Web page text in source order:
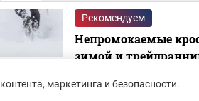
Рекомендуем
Непромокаемые
зимой и
города и
шипами
маркетинга и безопасности.